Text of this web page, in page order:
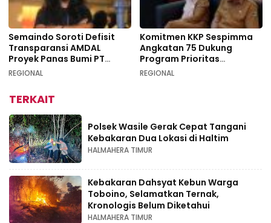
Semaindo Soroti Defisit
Transparansi AMDAL
Proyek Panas Bumi PT
Geodipa Energi di
REGIONAL
Komitmen KKP Sespimma
Angkatan 75 Dukung
Program Prioritas
Swasembada Pangan
REGIONAL
TERKAIT
Polsek Wasile Gerak Cepat Tangani
Kebakaran Dua Lokasi di Haltim
HALMAHERA TIMUR
Kebakaran Dahsyat Kebun Warga
Toboino, Selamatkan Ternak,
Kronologis Belum Diketahui
HALMAHERA TIMUR